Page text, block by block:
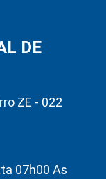
DE
ZE - 022
07h00 As